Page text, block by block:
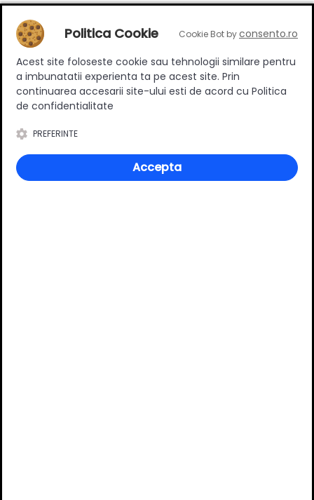
deschiderea completă a acestuia.
Mobilier de bucătărie: Ideal pentru sertarele din
bucătării, facilitând accesul la ustensile și accesorii.
Mobilier de birou
: Potrivit pentru organizarea
documentelor și a materialelor de birou.
Mobilier comercial
Glisiera sub sertar Syncro 500 mm cu extracție parțială de
Politica Cookie Cookie Bot byconsento.ro
Acest site foloseste cookie sau tehnologii similare pentru
a imbunatatii experienta ta pe acest site. Prin
continuarea accesarii site-ului esti de acord cu Politica
de confidentialitate
PREFERINTE
Accepta